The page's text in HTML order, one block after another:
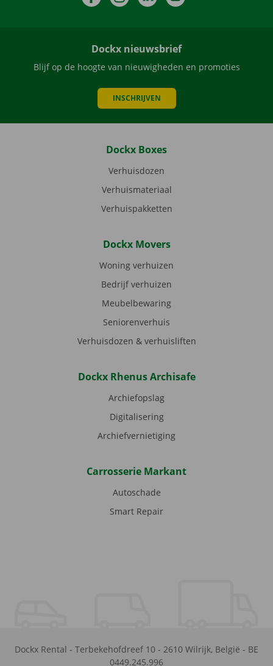
Dockx nieuwsbrief
Blijf op de hoogte van nieuwigheden en promoties
INSCHRIJVEN
Dockx Boxes
Verhuisdozen
Verhuismateriaal
Verhuispakketten
Dockx Movers
Woning verhuizen
Bedrijf verhuizen
Meubelbewaring
Seniorenverhuis
Verhuisdozen & verhuisliften
Dockx Rhenus Archisafe
Archiefopslag
Digitalisering
Archiefvernietiging
Carrosserie Markant
Autoschade
Smart Repair
Dockx Rental - Terbekehofdreef 10 - 2610 Wilrijk, België - BE
0449.245.996